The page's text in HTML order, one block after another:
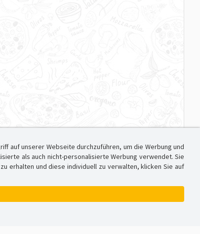
auf unserer Webseite durchzuführen, um die Werbung und
als auch nicht-personalisierte Werbung verwendet. Sie
erhalten und diese individuell zu verwalten, klicken Sie auf